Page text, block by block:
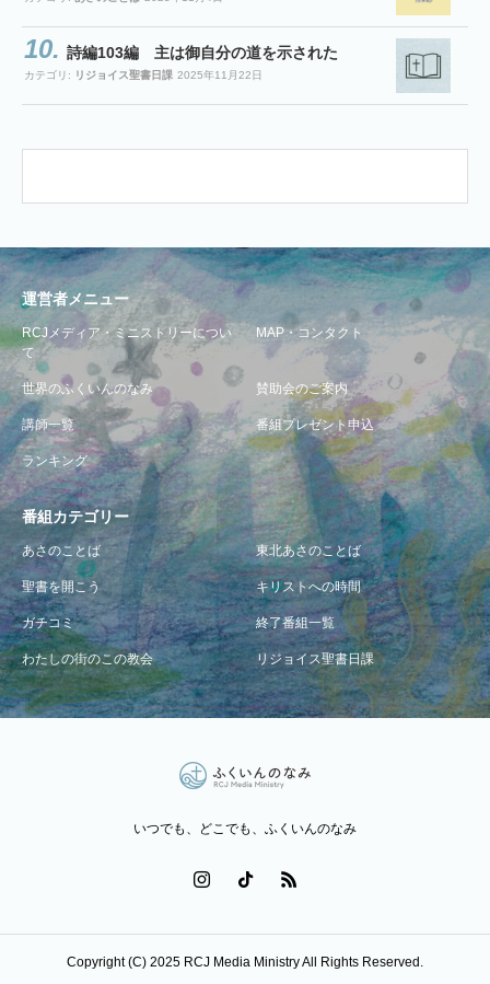
詩編103編 主は御自分の道を示された
カテゴリ: リジョイス聖書日課 2025年11月22日
運営者メニュー
RCJメディア・ミニストリーについ
て
MAP・コンタクト
世界のふくいんのなみ 賛助会のご案内
講師一覧 番組プレゼント申込
ランキング
番組カテゴリー
あさのことば 東北あさのことば
聖書を開こう キリストへの時間
ガチコミ 終了番組一覧
わたしの街のこの教会 リジョイス聖書日課
いつでも、どこでも、ふくいんのなみ
Copyright (C) 2025 RCJ Media Ministry All Rights Reserved.